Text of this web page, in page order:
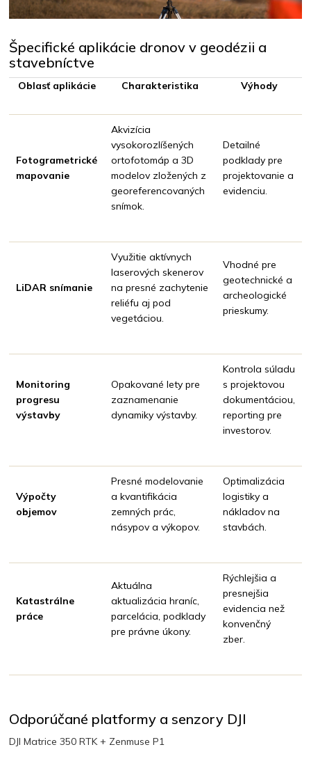
Špecifické aplikácie dronov v geodézii a
stavebníctve
Oblasť aplikácie Charakteristika Výhody
Fotogrametrické
mapovanie
Akvizícia
vysokorozlíšených
ortofotomáp a 3D
modelov zložených z
georeferencovaných
snímok.
Detailné
podklady pre
projektovanie a
evidenciu.
LiDAR snímanie
Využitie aktívnych
laserových skenerov
na presné zachytenie
reliéfu aj pod
vegetáciou.
Vhodné pre
geotechnické a
archeologické
prieskumy.
Monitoring
progresu
výstavby
Opakované lety pre
zaznamenanie
dynamiky výstavby.
Kontrola súladu
s projektovou
dokumentáciou,
reporting pre
investorov.
Výpočty
objemov
Presné modelovanie
a kvantifikácia
zemných prác,
násypov a výkopov.
Optimalizácia
logistiky a
nákladov na
stavbách.
Katastrálne
práce
Aktuálna
aktualizácia hraníc,
parcelácia, podklady
pre právne úkony.
Rýchlejšia a
presnejšia
evidencia než
konvenčný
zber.
Odporúčané platformy a senzory DJI
DJI Matrice 350 RTK + Zenmuse P1